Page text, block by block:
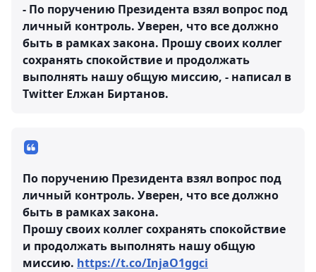
- По поручению Президента взял вопрос под
личный контроль. Уверен, что все должно
быть в рамках закона. Прошу своих коллег
сохранять спокойствие и продолжать
выполнять нашу общую миссию, - написал в
Twitter Елжан Биртанов.
По поручению Президента взял вопрос под
личный контроль. Уверен, что все должно
быть в рамках закона.
Прошу своих коллег сохранять спокойствие
и продолжать выполнять нашу общую
миссию. https://t.co/InjaO1ggci